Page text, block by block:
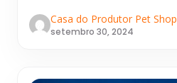
Casa do Produtor Pet Shop
setembro 30, 2024